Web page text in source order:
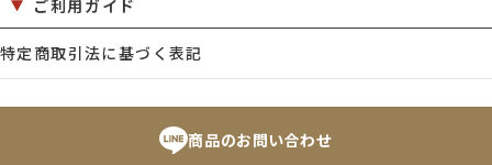
ご利用ガイド
特定商取引法に基づく表記
商品のお問い合わせ